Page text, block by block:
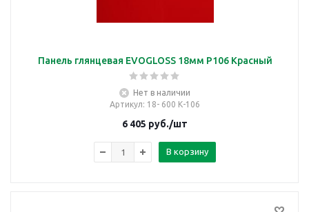
Панель глянцевая EVOGLOSS 18мм P106 Красный
Нет в наличии
Артикул: 18- 600 К-106
6 405 руб./шт
В корзину